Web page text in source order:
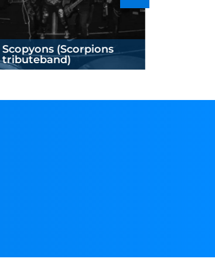
Scopyons (Scorpions
tributeband)